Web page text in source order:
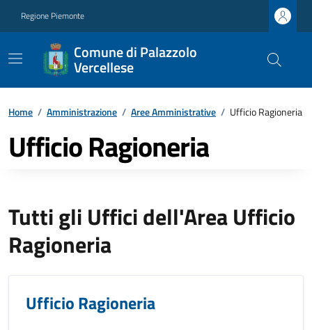
Regione Piemonte
Comune di Palazzolo
Vercellese
Home / Amministrazione / Aree Amministrative / Ufficio Ragioneria
Ufficio Ragioneria
Tutti gli Uffici dell'Area Ufficio
Ragioneria
Ufficio Ragioneria